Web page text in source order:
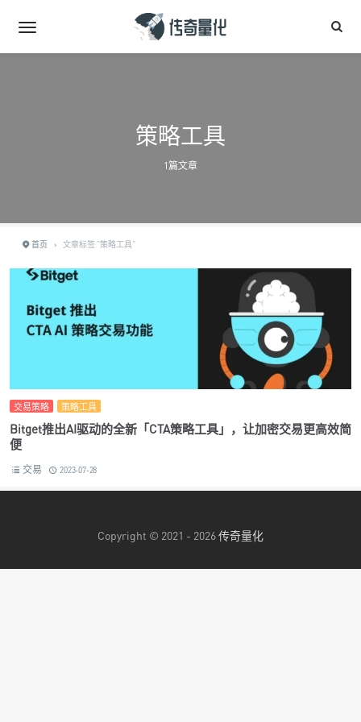
策略工具
1篇文章
首页 › 文章标签 "策略工具"
交易策略 策略工具
Bitget推出AI驱动的全新「CTA策略工具」，让加密交易更高效简
便
交易 2023-07-28
Copyright © 2021 - 2026传奇量化